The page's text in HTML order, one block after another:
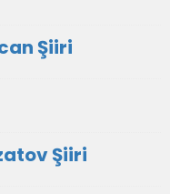
Şiiri
Şiiri